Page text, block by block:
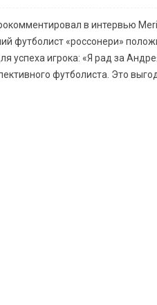
в интервью
футболист «россонери»
успеха игрока: «Я рад за
футболиста. Это